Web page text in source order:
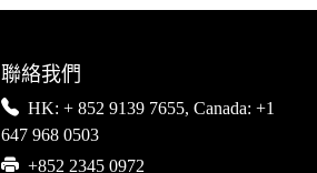
聯絡我們
HK: + 852 9139 7655, Canada: +1
647 968 0503
+852 2345 0972